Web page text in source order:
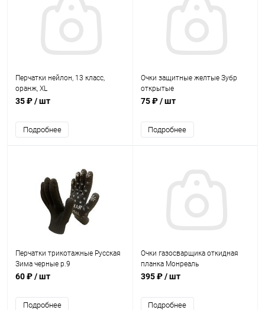
Перчатки нейлон, 13 класс,
оранж, XL
35 ₽/ шт
Подробнее
Очки защитные желтые Зубр
открытые
75 ₽/ шт
Подробнее
Перчатки трикотажные Русская
Зима черные р.9
60 ₽/ шт
Подробнее
Очки газосварщика откидная
планка Монреаль
395 ₽/ шт
Подробнее